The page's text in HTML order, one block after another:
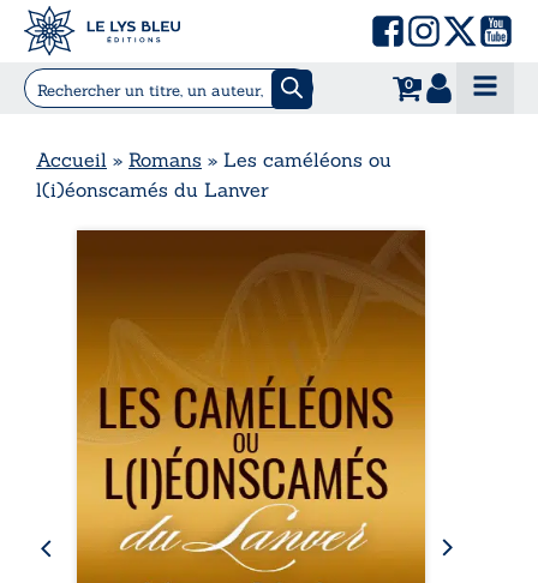
0
Accueil » Romans » Les caméléons ou
l(i)éonscamés du Lanver